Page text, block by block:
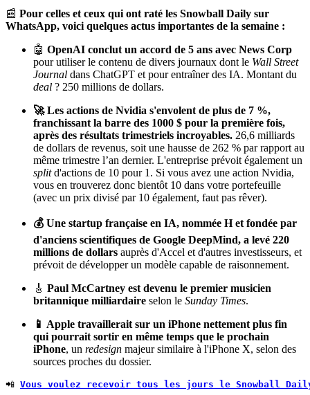
📰 Pour celles et ceux qui ont raté les Snowball Daily sur
WhatsApp, voici quelques actus importantes de la semaine :
🤖 OpenAI conclut un accord de 5 ans avec News Corp
pour utiliser le contenu de divers journaux dont le Wall Street
Journal dans ChatGPT et pour entraîner des IA. Montant du
deal ? 250 millions de dollars.
🚀 Les actions de Nvidia s'envolent de plus de 7 %,
franchissant la barre des 1000 $ pour la première fois,
après des résultats trimestriels incroyables. 26,6 milliards
de dollars de revenus, soit une hausse de 262 % par rapport au
même trimestre l’an dernier. L'entreprise prévoit également un
splitd'actions de 10 pour 1. Si vous avez une action Nvidia,
vous en trouverez donc bientôt 10 dans votre portefeuille
(avec un prix divisé par 10 également, faut pas rêver).
💰 Une startup française en IA, nommée H et fondée par
d'anciens scientifiques de Google DeepMind, a levé 220
millions de dollars auprès d'Accel et d'autres investisseurs, et
prévoit de développer un modèle capable de raisonnement.
🎸 Paul McCartney est devenu le premier musicien
britannique milliardaire selon le Sunday Times.
📱 Apple travaillerait sur un iPhone nettement plus fin
qui pourrait sortir en même temps que le prochain
iPhone, un redesign majeur similaire à l'iPhone X, selon des
sources proches du dossier.
📲 Vous voulez recevoir tous les jours le Snowball